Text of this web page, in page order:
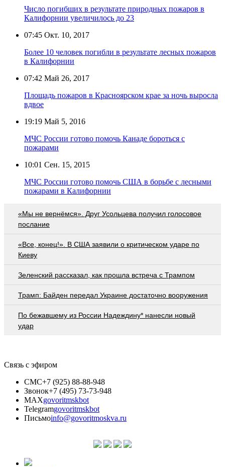
Число погибших в результате природных пожаров в
Калифорнии увеличилось до 23
07:45 Окт. 10, 2017
Более 10 человек погибли в результате лесных пожаров
в Калифорнии
07:42 Май 26, 2017
Площадь пожаров в Красноярском крае за ночь выросла
вдвое
19:19 Май 5, 2016
МЧС России готово помочь Канаде бороться с
пожарами
10:01 Сен. 15, 2015
МЧС России готово помочь США в борьбе с лесными
пожарами в Калифорнии
«Мы не вернёмся». Друг Усольцева получил голосовое
послание
«Все, конец!». В США заявили о критическом ударе по
Киеву
Зеленский рассказал, как прошла встреча с Трампом
Трамп: Байден передал Украине достаточно вооружения
По бежавшему из России Надеждину* нанесли новый
удар
Связь с эфиром
СМС+7 (925) 88-88-948
Звонок+7 (495) 73-73-948
MAXgovoritmskbot
Telegramgovoritmskbot
Письмоinfo@govoritmoskva.ru